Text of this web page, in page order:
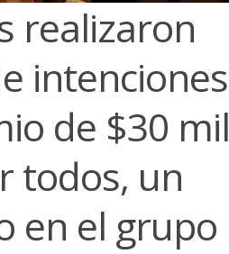
realizaron
intenciones
de $30 mil
todos, un
en el grupo